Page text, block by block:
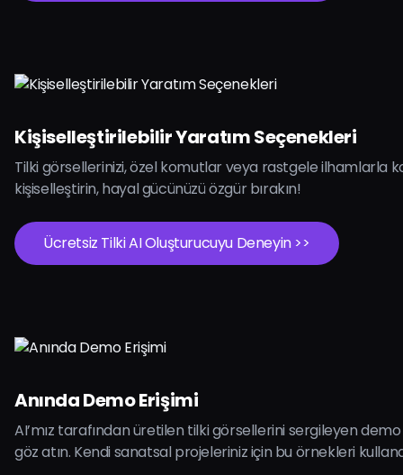
Kişiselleştirilebilir Yaratım Seçenekleri
Tilki görsellerinizi, özel komutlar veya rastgele ilhamlarla
kişiselleştirin, hayal gücünüzü özgür bırakın!
Ücretsiz Tilki AI Oluşturucuyu Deneyin >>
Anında Demo Erişimi
AI’mız tarafından üretilen tilki görsellerini sergileyen
göz atın. Kendi sanatsal projeleriniz için bu örnekleri